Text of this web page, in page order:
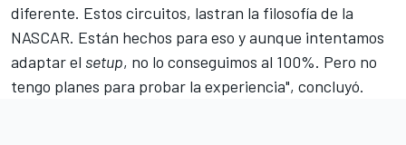
diferente. Estos circuitos, lastran la filosofía de la
NASCAR. Están hechos para eso y aunque intentamos
adaptar el setup, no lo conseguimos al 100%. Pero no
tengo planes para probar la experiencia", concluyó.